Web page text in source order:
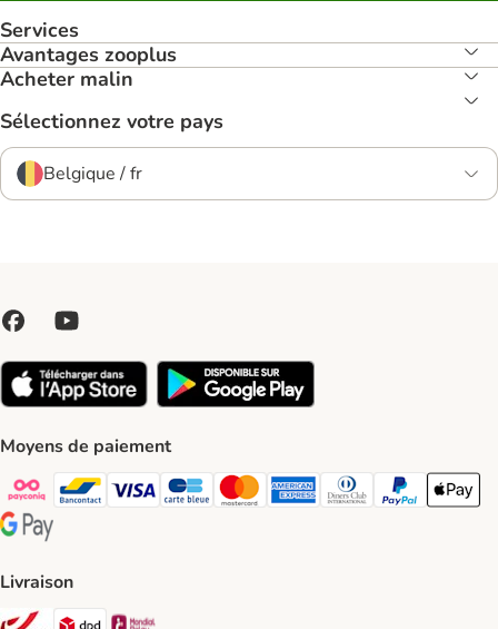
Services
Avantages zooplus
Acheter malin
Sélectionnez votre pays
Belgique / fr
Moyens de paiement
Payconiq Payment Method
bancontact Payment Method
Visa Payment Method
carte bleue Payment Method
Master card Payment Method
American express Payment
Diners club Payment
Paypal Payment
Apple
Google Pay Payment Method
Livraison
Bpost Shipping Method
DPD Shipping Method